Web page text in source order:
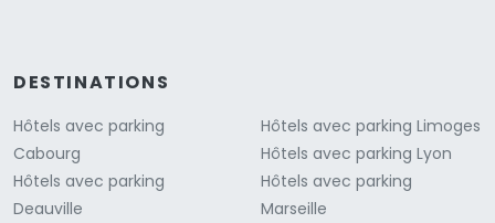
DESTINATIONS
Hôtels avec parking
Cabourg
Hôtels avec parking
Deauville
Hôtels avec parking Limoges
Hôtels avec parking Lyon
Hôtels avec parking
Marseille